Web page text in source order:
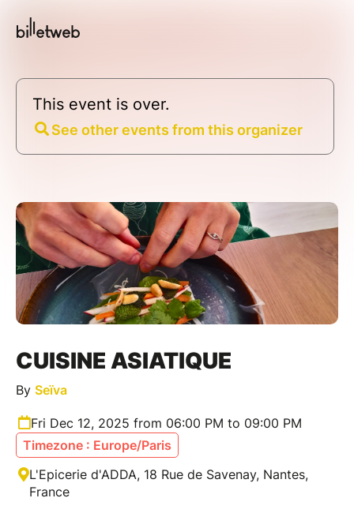
This event is over.
See other events from this organizer
CUISINE ASIATIQUE
By Seïva
Fri Dec 12, 2025 from 06:00 PM to 09:00 PM
Timezone : Europe/Paris
L'Epicerie d'ADDA, 18 Rue de Savenay, Nantes,
France